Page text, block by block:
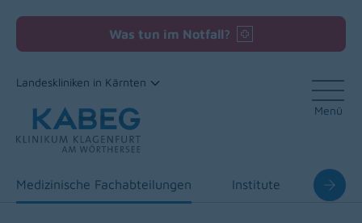
Was tun im Notfall?
Landeskliniken in Kärnten
Menü
Medizinische Fachabteilungen Institute